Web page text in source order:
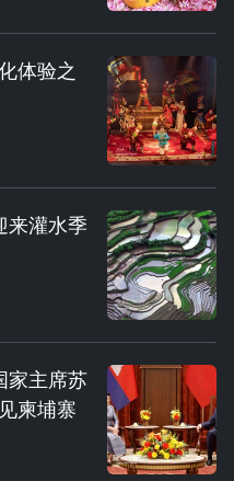
体验之
来灌水季
家主席苏
柬埔寨